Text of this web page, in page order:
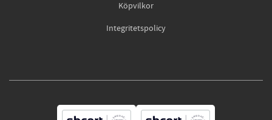
Köpvilkor
Integritetspolicy